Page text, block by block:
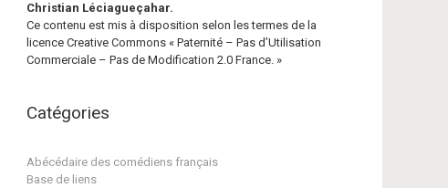
Christian Léciagueçahar.
Ce contenu est mis à disposition selon les termes de la
licence Creative Commons « Paternité – Pas d’Utilisation
Commerciale – Pas de Modification 2.0 France. »
Catégories
Abécédaire des comédiens français
Base de liens